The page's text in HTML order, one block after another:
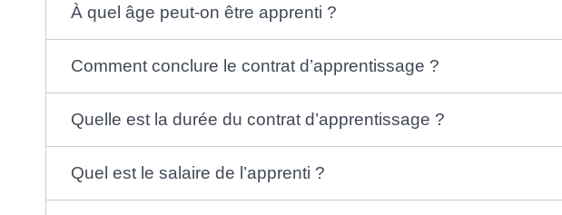
À quel âge peut-on être apprenti ?
Comment conclure le contrat d’apprentissage ?
Quelle est la durée du contrat d’apprentissage ?
Quel est le salaire de l’apprenti ?